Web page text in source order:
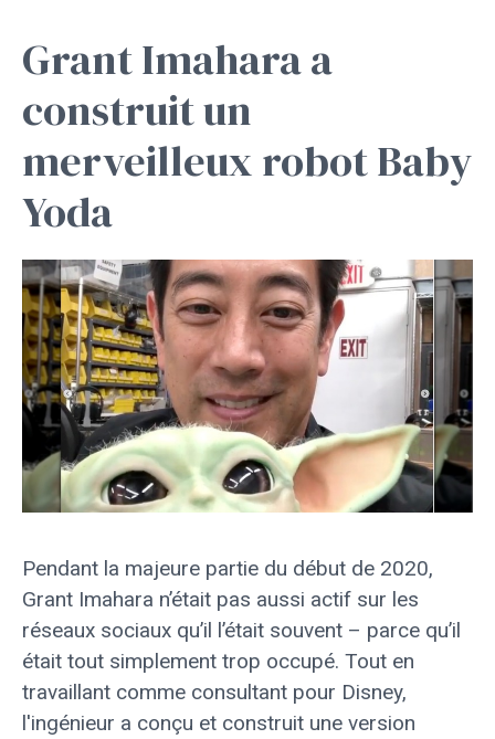
Grant Imahara a
construit un
merveilleux robot Baby
Yoda
Pendant la majeure partie du début de 2020,
Grant Imahara n’était pas aussi actif sur les
réseaux sociaux qu’il l’était souvent – ​​parce qu’il
était tout simplement trop occupé. Tout en
travaillant comme consultant pour Disney,
l'ingénieur a conçu et construit une version